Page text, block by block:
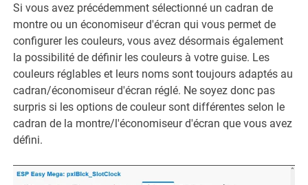
Si vous avez précédemment sélectionné un cadran de
montre ou un économiseur d'écran qui vous permet de
configurer les couleurs, vous avez désormais également
la possibilité de définir les couleurs à votre guise. Les
couleurs réglables et leurs noms sont toujours adaptés au
cadran/économiseur d'écran réglé. Ne soyez donc pas
surpris si les options de couleur sont différentes selon le
cadran de la montre/l'économiseur d'écran que vous avez
défini.